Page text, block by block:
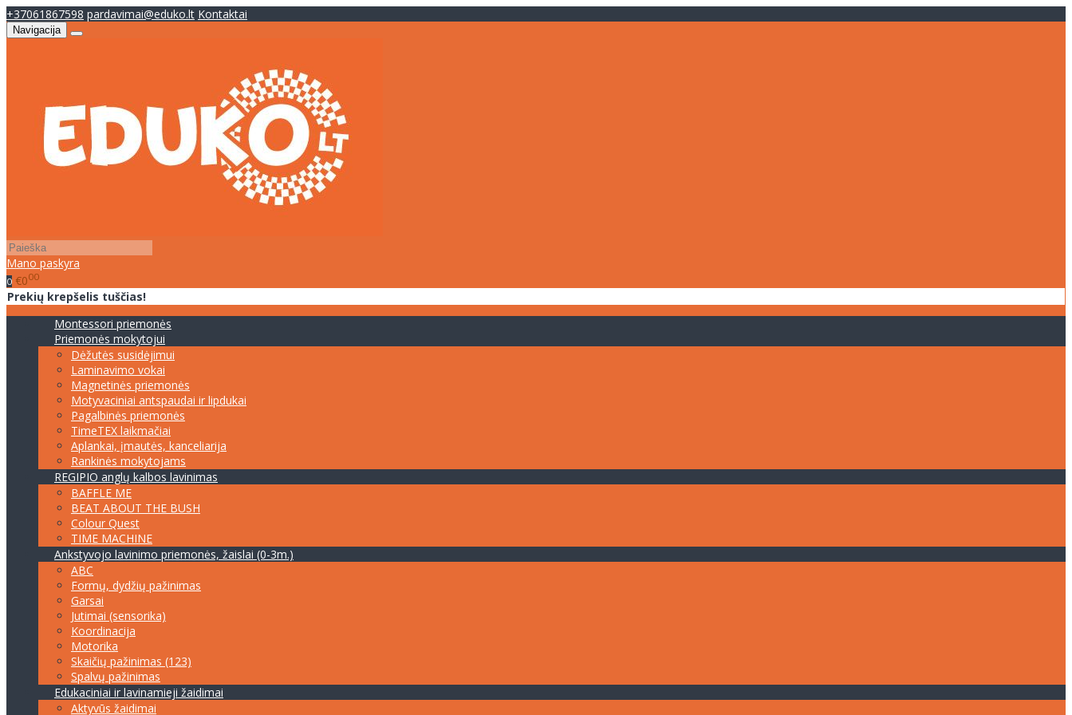
+37061867598 pardavimai@eduko.lt Kontaktai
Navigacija
Mano paskyra
0 €000
Prekių krepšelis tuščias!
Montessori priemonės
Priemonės mokytojui
Dėžutės susidėjimui
Laminavimo vokai
Magnetinės priemonės
Motyvaciniai antspaudai ir lipdukai
Pagalbinės priemonės
TimeTEX laikmačiai
Aplankai, įmautės, kanceliarija
Rankinės mokytojams
REGIPIO anglų kalbos lavinimas
BAFFLE ME
BEAT ABOUT THE BUSH
Colour Quest
TIME MACHINE
Ankstyvojo lavinimo priemonės, žaislai (0-3m.)
ABC
Formų, dydžių pažinimas
Garsai
Jutimai (sensorika)
Koordinacija
Motorika
Skaičių pažinimas (123)
Spalvų pažinimas
Edukaciniai ir lavinamieji žaidimai
Aktyvūs žaidimai